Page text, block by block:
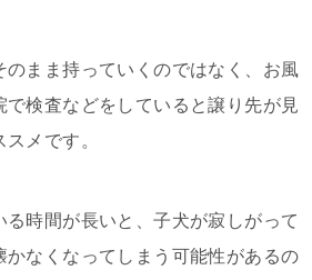
のまま持っていくのではなく、お風
で検査などをしていると譲り先が見
メです。
る時間が長いと、子犬が寂しがって
かなくなってしまう可能性があるの